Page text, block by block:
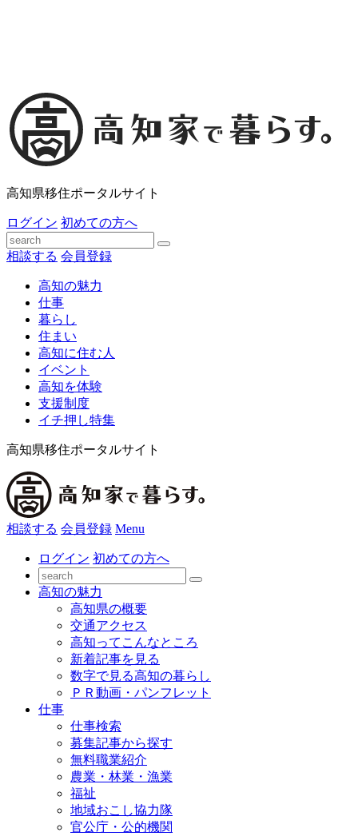
高知県移住ポータルサイト
ログイン 初めての方へ
相談する 会員登録
高知の魅力
仕事
暮らし
住まい
高知に住む人
イベント
高知を体験
支援制度
イチ押し特集
高知県移住ポータルサイト
相談する 会員登録 Menu
ログイン 初めての方へ
高知の魅力
高知県の概要
交通アクセス
高知ってこんなところ
新着記事を見る
数字で見る高知の暮らし
ＰＲ動画・パンフレット
仕事
仕事検索
募集記事から探す
無料職業紹介
農業・林業・漁業
福祉
地域おこし協力隊
官公庁・公的機関